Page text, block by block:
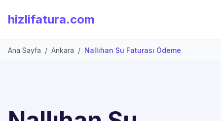
hizlifatura.com
Ana Sayfa / Ankara / Nallıhan Su Faturası Ödeme